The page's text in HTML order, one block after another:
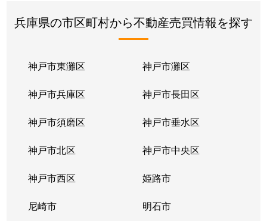
兵庫県の市区町村から不動産売買情報を探す
神戸市東灘区 神戸市灘区
神戸市兵庫区 神戸市長田区
神戸市須磨区 神戸市垂水区
神戸市北区 神戸市中央区
神戸市西区 姫路市
尼崎市 明石市